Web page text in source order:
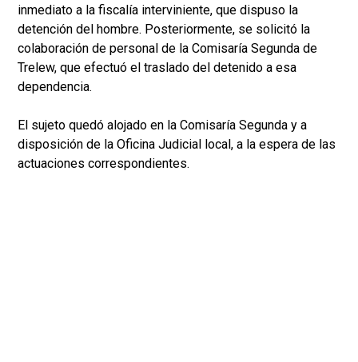
inmediato a la fiscalía interviniente, que dispuso la
detención del hombre. Posteriormente, se solicitó la
colaboración de personal de la Comisaría Segunda de
Trelew, que efectuó el traslado del detenido a esa
dependencia.
El sujeto quedó alojado en la Comisaría Segunda y a
disposición de la Oficina Judicial local, a la espera de las
actuaciones correspondientes.